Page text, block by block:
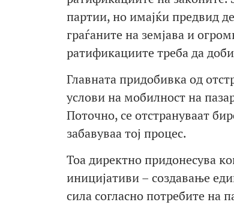
партии, но имајќи предвид
граѓаните на земјава и
ратификациите треба да
Главната придобивка од
услови на мобилност на
Поточно, се отстрануваат
забавуваа тој процес.
Тоа директно придонесува
иницијативи – создавање
сила согласно потребите на